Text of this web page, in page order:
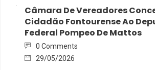
Câmara De Vereadores
Cidadão Fontourense Ao
Federal Pompeo De Mattos
0 Comments
29/05/2026